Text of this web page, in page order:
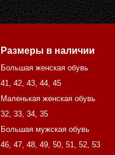
Размеры в наличии
Большая женская обувь
41, 42, 43, 44, 45
Маленькая женская обувь
32, 33, 34, 35
Большая мужская обувь
46, 47, 48, 49, 50, 51, 52, 53